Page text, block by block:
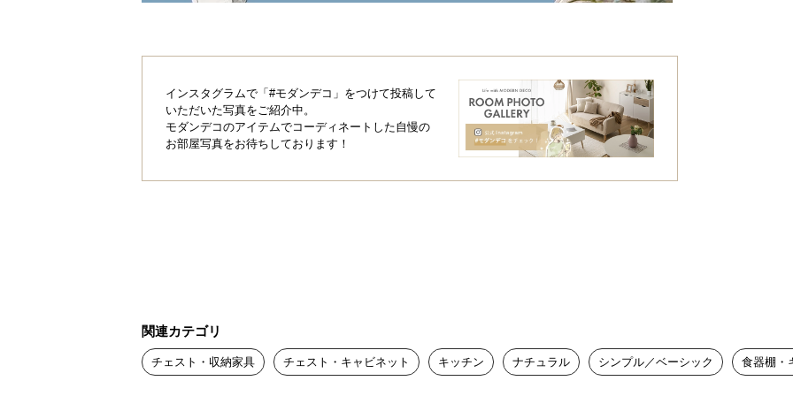
綺麗に保ちます。
インスタグラムで「#モダンデコ」をつけて投稿して
いただいた写真をご紹介中。
モダンデコのアイテムでコーディネートした自慢の
お部屋写真をお待ちしております！
関連カテゴリ
チェスト・収納家具 チェスト・キャビネット キッチン ナチュラル シンプル／ベーシック 食器棚・